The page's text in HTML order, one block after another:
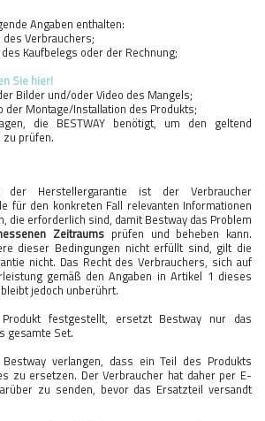
Angaben enthalten:
Verbrauchers;
Kaufbelegs oder der Rechnung;
Sie hier!
Bilder und/oder Video des Mangels;
der Montage/Installation des Produkts;
die BESTWAY benötigt, um den geltend
zu prüfen.
der Herstellergarantie ist der Verbraucher
für den konkreten Fall relevanten Informationen
die erforderlich sind, damit Bestway das Problem
Zeitraums prüfen und beheben kann.
dieser Bedingungen nicht erfüllt sind, gilt die
nicht. Das Recht des Verbrauchers, sich auf
gemäß den Angaben in Artikel 1 dieses
jedoch unberührt.
festgestellt, ersetzt Bestway nur das
gesamte Set.
verlangen, dass ein Teil des Produkts
zu ersetzen. Der Verbraucher hat daher per E-
zu senden, bevor das Ersatzteil versandt